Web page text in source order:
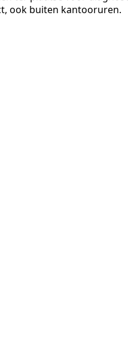
ook buiten kantooruren.